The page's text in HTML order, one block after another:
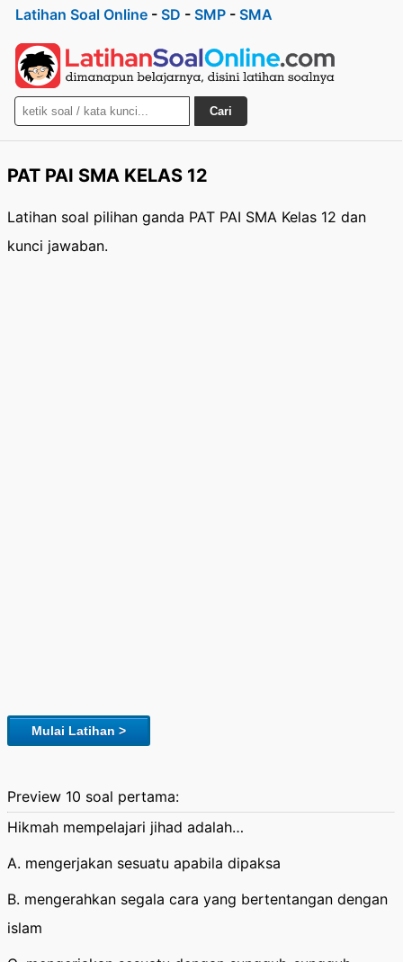
Latihan Soal Online - SD - SMP - SMA
Cari
PAT PAI SMA KELAS 12
Latihan soal pilihan ganda PAT PAI SMA Kelas 12 dan
kunci jawaban.
Mulai Latihan >
Preview 10 soal pertama:
Hikmah mempelajari jihad adalah…
A. mengerjakan sesuatu apabila dipaksa
B. mengerahkan segala cara yang bertentangan dengan
islam